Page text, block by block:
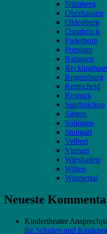
Nürnberg
Oberhausen
Oldenburg
Osnabrück
Paderborn
Potsdam
Ratingen
Regensburg
Remscheid
Rostock
Saarbrücken
Siegen
Solingen
Stuttgart
Velbert
Viersen
Wiesbaden
Witten
Wuppertal
Neueste
Kindertheater
für Schulen und